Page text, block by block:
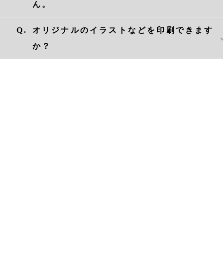
なお店内は狭いため4名様以上の場合は2名
つ時間を分けてご来店ください。
る場合があります。 ご予約フォームでは
にご予約いただけるほか、当日の空き状況
時まで確認できますので、ぜひご利用くださ
ん。
A.
満席です。恐れ入りますが、他の日時をご
ください。
Q.
オリジナルのイラストなどを印刷できます
か？